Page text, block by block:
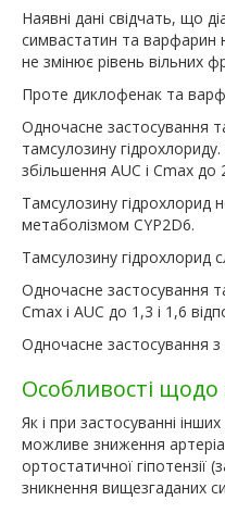
Наявні дані свідчать, що
симвастатин та варфарин
не змінює рівень вільних
Проте диклофенак та
Одночасне застосування
тамсулозину
збільшення AUC і Сmaxдо
Тамсулозину гідрохлорид
метаболізмом CYP2D6.
Тамсулозину гідрохлорид
Одночасне застосування
Сmaxі AUC до 1,3 і 1,6
Одночасне застосування
Особливості щодо
Як і при застосуванні інших
можливе зниження
ортостатичної
зникнення вищезгаданих